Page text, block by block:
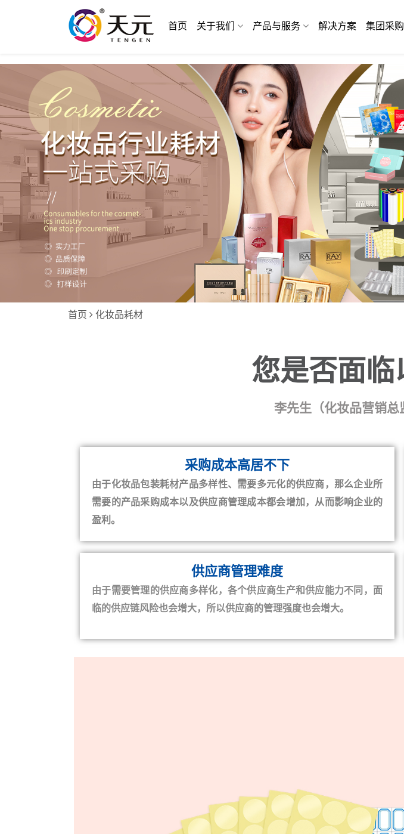
首页 关于我们 产品与服务 解决方案 集团采购
首页 化妆品耗材
您是否面临
李先生（化妆品营销
采购成本高居不下
由于化妆品包装耗材产品多样性、需要多元化的供应商，那么企业所
需要的产品采购成本以及供应商管理成本都会增加，从而影响企业的
盈利。
供应商管理难度
由于需要管理的供应商多样化，各个供应商生产和供应能力不同，面
临的供应链风险也会增大，所以供应商的管理强度也会增大。